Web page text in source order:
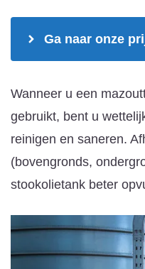
Ga naar onze
Wanneer u een
gebruikt, bent u
reinigen en saneren.
(bovengronds,
stookolietank beter